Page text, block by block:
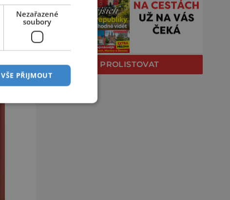
PROLISTOVAT
Nezařazené
soubory
VŠE PŘIJMOUT